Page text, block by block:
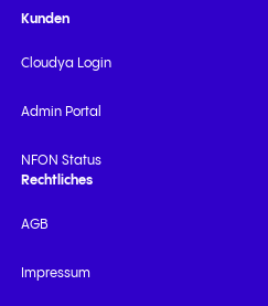
Kunden
Cloudya Login
Admin Portal
NFON Status
Rechtliches
AGB
Impressum